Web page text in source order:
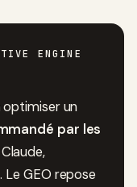
ENGINE
optimiser un
par les
Le GEO repose